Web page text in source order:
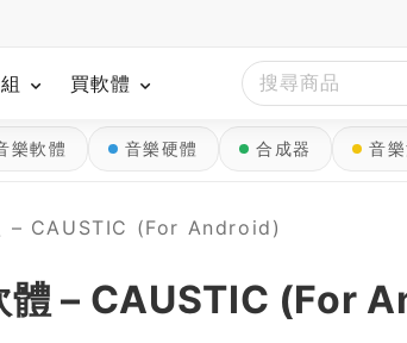
買軟體
樂軟體 音樂硬體 合成器 音
– CAUSTIC (For Android)
體 – CAUSTIC (For